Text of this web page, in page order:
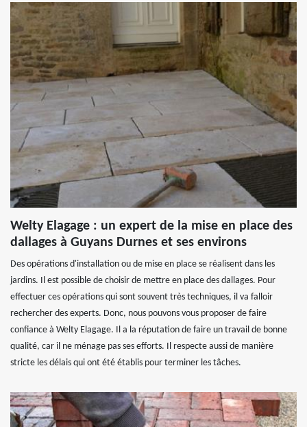
Welty Elagage : un expert de la mise en place des
dallages à Guyans Durnes et ses environs
Des opérations d'installation ou de mise en place se réalisent dans les
jardins. Il est possible de choisir de mettre en place des dallages. Pour
effectuer ces opérations qui sont souvent très techniques, il va falloir
rechercher des experts. Donc, nous pouvons vous proposer de faire
confiance à Welty Elagage. Il a la réputation de faire un travail de bonne
qualité, car il ne ménage pas ses efforts. Il respecte aussi de manière
stricte les délais qui ont été établis pour terminer les tâches.